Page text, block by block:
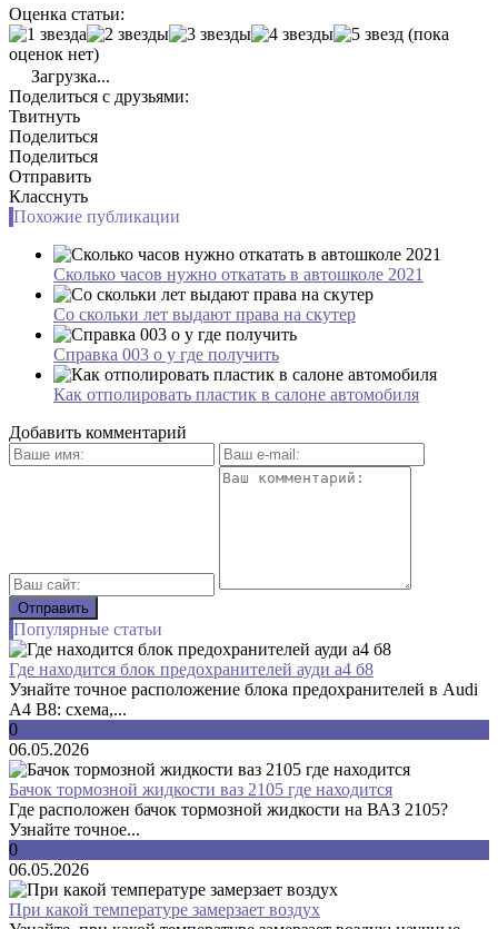
Оценка статьи:
(пока
оценок нет)
Загрузка...
Поделиться с друзьями:
Твитнуть
Поделиться
Поделиться
Отправить
Класснуть
Похожие публикации
Сколько часов нужно откатать в автошколе 2021
Со скольки лет выдают права на скутер
Справка 003 о у где получить
Как отполировать пластик в салоне автомобиля
Добавить комментарий
Популярные статьи
Где находится блок предохранителей ауди а4 б8
Узнайте точное расположение блока предохранителей в Audi
A4 B8: схема,...
0
06.05.2026
Бачок тормозной жидкости ваз 2105 где находится
Где расположен бачок тормозной жидкости на ВАЗ 2105?
Узнайте точное...
0
06.05.2026
При какой температуре замерзает воздух